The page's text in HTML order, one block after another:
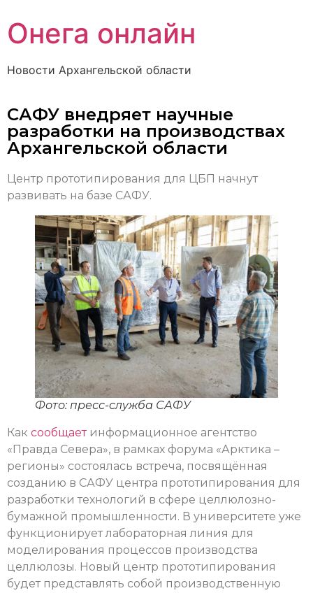
Онега онлайн
Новости Архангельской области
САФУ внедряет научные
разработки на производствах
Архангельской области
Центр прототипирования для ЦБП начнут
развивать на базе САФУ.
Фото: пресс-служба САФУ
Как сообщаетинформационное агентство
«Правда Севера», в рамках форума «Арктика –
регионы» состоялась встреча, посвящённая
созданию в САФУ центра прототипирования для
разработки технологий в сфере целлюлозно-
бумажной промышленности. В университете уже
функционирует лабораторная линия для
моделирования процессов производства
целлюлозы. Новый центр прототипирования
будет представлять собой производственную